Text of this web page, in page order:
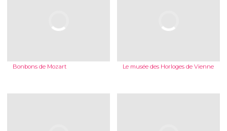
Bonbons de Mozart Le musée des Horloges de Vienne